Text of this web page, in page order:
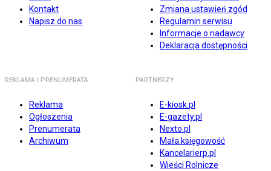
Kontakt
Napisz do nas
Zmiana ustawień zgód
Regulamin serwisu
Informacje o nadawcy
Deklaracja dostępności
REKLAMA I PRENUMERATA
Reklama
Ogłoszenia
Prenumerata
Archiwum
PARTNERZY
E-kiosk.pl
E-gazety.pl
Nexto.pl
Mała księgowość
Kancelarierp.pl
Wieści Rolnicze